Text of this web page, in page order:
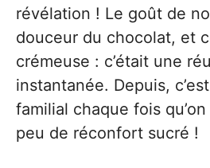
révélation ! Le goût de
douceur du chocolat, et
crémeuse : c’était une
instantanée. Depuis,
familial chaque fois qu’on
peu de réconfort sucré !